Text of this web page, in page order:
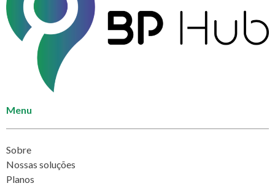
Menu
Sobre
Nossas soluções
Planos